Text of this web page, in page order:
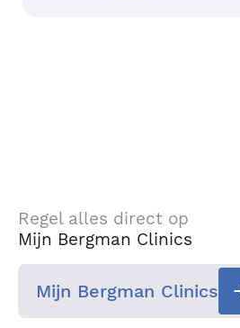
Regel alles direct op
Mijn Bergman Clinics
Mijn Bergman Clinics